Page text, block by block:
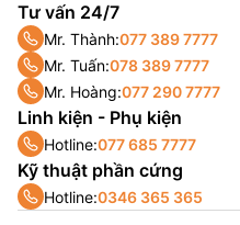
Tư vấn 24/7
Mr. Thành:077 389 7777
Mr. Tuấn:078 389 7777
Mr. Hoàng:077 290 7777
Linh kiện - Phụ kiện
Hotline:077 685 7777
Kỹ thuật phần cứng
Hotline:0346 365 365